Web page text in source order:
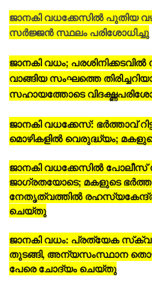
ജാനകി വധക്കേസില്‍ പുതിയ
സര്‍ജ്ജന്‍ സ്ഥലം പരിശോധിച്ചു
ജാനകി വധം; പരശിനിക്കടവില്‍
വാങ്ങിയ സംഘത്തെ
സഹായത്തോടെ
ജാനകി വധക്കേസ്: ഭര്‍ത്താവ്
മൊഴികളില്‍ വെരുദ്ധ്യം;
ജാനകി വധക്കേസില്‍ പോലീസ്
ജാഗ്രതയോടെ; മകളുടെ
നേതൃത്വത്തില്‍
ചെയ്തു
ജാനകി വധം: പ്രത്യേക
തുടങ്ങി, അന്യസംസ്ഥാന
പേരെ ചോദ്യം ചെയ്തു